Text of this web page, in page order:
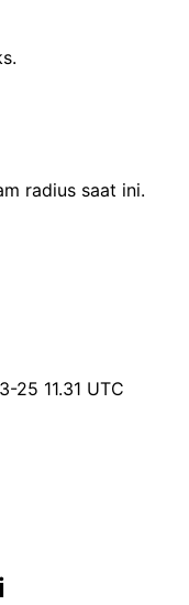
radius saat ini.
25 11.31 UTC